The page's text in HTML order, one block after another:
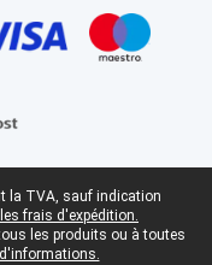
la TVA, sauf indication
frais d'expédition.
les produits ou à toutes